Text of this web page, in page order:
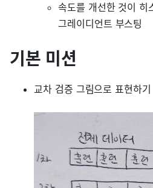
속도를 개선한 것이 히
그레이디언트 부스팅
기본 미션
교차 검증 그림으로 표현하기